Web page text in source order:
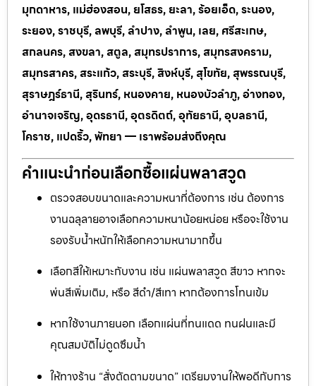
มุกดาหาร, แม่ฮ่องสอน, ยโสธร, ยะลา, ร้อยเอ็ด, ระนอง,
ระยอง, ราชบุรี, ลพบุรี, ลำปาง, ลำพูน, เลย, ศรีสะเกษ,
สกลนคร, สงขลา, สตูล, สมุทรปราการ, สมุทรสงคราม,
สมุทรสาคร, สระแก้ว, สระบุรี, สิงห์บุรี, สุโขทัย, สุพรรณบุรี,
สุราษฎร์ธานี, สุรินทร์, หนองคาย, หนองบัวลำภู, อ่างทอง,
อำนาจเจริญ, อุดรธานี, อุตรดิตถ์, อุทัยธานี, อุบลธานี,
โคราช, แปดริ้ว, พัทยา — เราพร้อมส่งถึงคุณ
คำแนะนำก่อนเลือกซื้อแผ่นพลาสวูด
ตรวจสอบขนาดและความหนาที่ต้องการ เช่น ต้องการ
งานฉลุลายอาจเลือกความหนาน้อยหน่อย หรือจะใช้งาน
รองรับน้ำหนักให้เลือกความหนามากขึ้น
เลือกสีให้เหมาะกับงาน เช่น แผ่นพลาสวูด สีขาว หากจะ
พ่นสีเพิ่มเติม, หรือ สีดำ/สีเทา หากต้องการโทนเข้ม
หากใช้งานภายนอก เลือกแผ่นที่ทนแดด ทนฝนและมี
คุณสมบัติไม่ดูดซึมน้ำ
ให้ทางร้าน “สั่งตัดตามขนาด” เตรียมงานให้พอดีกับการ